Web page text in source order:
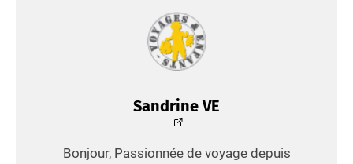
Sandrine VE
Bonjour, Passionnée de voyage depuis